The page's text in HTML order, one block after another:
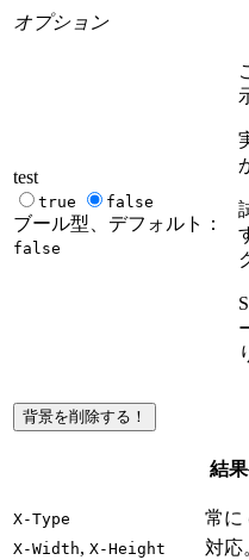
オプション
test
true false
ブール型、デフォルト：
false
背景を削除する！
結
X-Type 常に
X-Width, X-Height 対応